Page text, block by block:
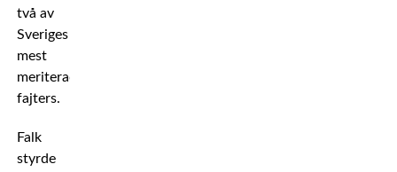
två av
Sveriges
mest
meriterade
fajters.
Falk
styrde